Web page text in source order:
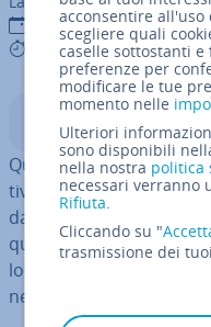
12 set 2023
7 mins
Indice
Quando il mercato è
ti­vi­tà, le aziende hanno
dalla con­cor­ren­za per
qualità di prodotto
loro
nella catena di creazione
acconsentire all'uso
scegliere quali
caselle sottostanti e
preferenze per
modificare le tue
momento nelle
Ulteriori
sono disponibili
nella nostra politica
necessari verranno
Rifiuta.
Cliccando su "
trasmissione dei